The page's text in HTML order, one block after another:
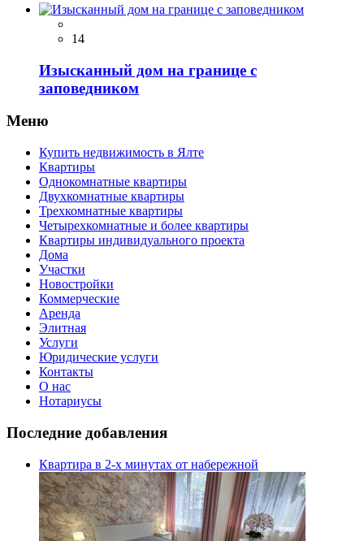
14
Изысканный дом на границе с
заповедником
Меню
Купить недвижимость в Ялте
Квартиры
Однокомнатные квартиры
Двухкомнатные квартиры
Трехкомнатные квартиры
Четырехкомнатные и более квартиры
Квартиры индивидуального проекта
Дома
Участки
Новостройки
Коммерческие
Аренда
Элитная
Услуги
Юридические услуги
Контакты
О нас
Нотариусы
Последние добавления
Квартира в 2-х минутах от набережной